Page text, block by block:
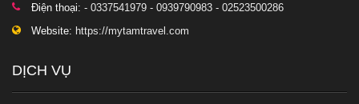
Điện thoại: - 0337541979 - 0939790983 - 02523500286
Website: https://mytamtravel.com
DỊCH VỤ